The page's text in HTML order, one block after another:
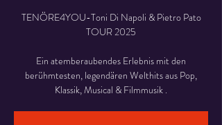
TENÖRE4YOU-Toni Di Napoli & Pietro Pato
TOUR 2025
Ein atemberaubendes Erlebnis mit den
berühmtesten, legendären Welthits aus Pop,
Klassik, Musical & Filmmusik .